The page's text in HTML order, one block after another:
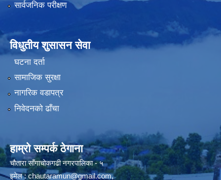
सार्वजनिक परीक्षण
विधुतीय शुसासन सेवा
घटना दर्ता
सामाजिक सुरक्षा
नागरिक वडापत्र
निवेदनको ढाँचा
हाम्रो सम्पर्क ठेगाना
चौतारा साँगाचोकगढी नगरपालिका - ५
इमेल :chautaramun@gmail.com,